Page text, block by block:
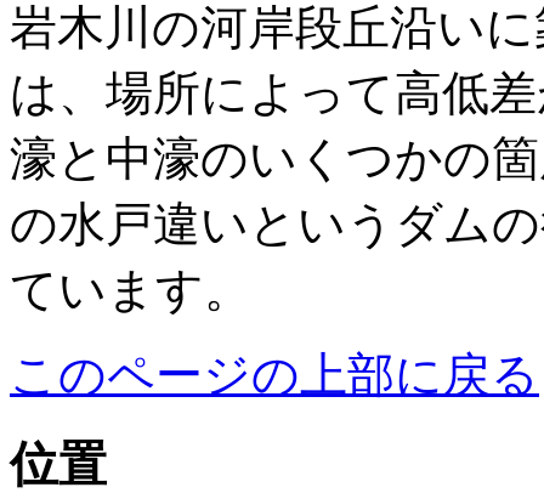
岩木川の河岸段丘沿い
は、場所によって高低
濠と中濠のいくつかの
の水戸違いというダム
ています。
このページの上部に戻る
位置